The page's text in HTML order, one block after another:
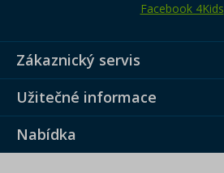
Facebook 4Kids
Zákaznický servis
Užitečné informace
Nabídka